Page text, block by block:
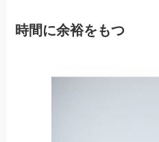
時間に余裕をもつ